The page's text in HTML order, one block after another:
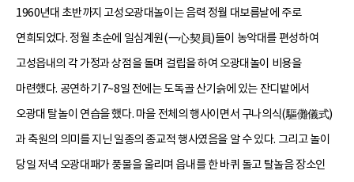
1960년대 초반까지 고성오광대놀이는 음력 정월 대보름날에 주로
연희되었다. 정월 초순에 일심계원(一心契員)들이 농악대를 편성하여
고성읍내의 각 가정과 상점을 돌며 걸립을 하여 오광대놀이 비용을
마련했다. 공연하기 7~8일 전에는 도독골 산기슭에 있는 잔디밭에서
오광대 탈놀이 연습을 했다. 마을 전체의 행사이면서 구나의식(驅儺儀式)
과 축원의 의미를 지닌 일종의 종교적 행사였음을 알 수 있다. 그리고 놀이
당일 저녁 오광대패가 풍물을 울리며 읍내를 한 바퀴 돌고 탈놀음 장소인